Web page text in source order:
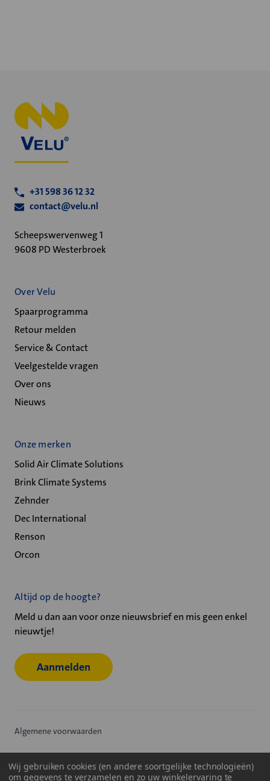
+31 598 36 12 32
contact@velu.nl
Scheepswervenweg 1
9608 PD Westerbroek
Over Velu
Spaarprogramma
Retour melden
Service & Contact
Veelgestelde vragen
Over ons
Nieuws
Onze merken
Solid Air Climate Solutions
Brink Climate Systems
Zehnder
Dec International
Renson
Orcon
Altijd op de hoogte?
Meld u dan aan voor onze nieuwsbrief en mis geen enkel
nieuwtje!
Aanmelden
Algemene voorwaarden
Wij gebruiken cookies (en andere soortgelijke technologieën)
om gegevens te verzamelen en zo uw winkelervaring te